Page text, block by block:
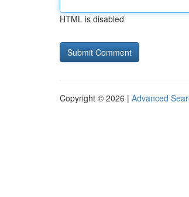
HTML is disabled
Copyright © 2026 | Advanced